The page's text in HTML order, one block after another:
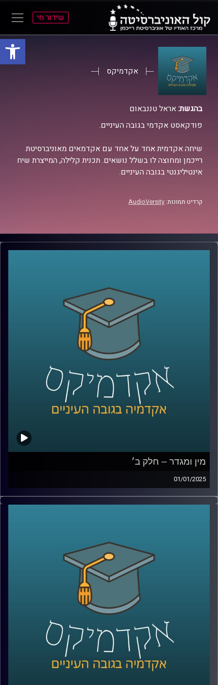
פתח
שידור חי
אקדמיקס
בהגשת:אראל טננבאום
פודקאסט אקדמי בגובה העיניים.
שיחה אקדמית אחד על אחד עם אקדמאים מאוניברסיטת
רייכמן ומחוצה לו בשלל נושאים. תכנית קלילה, המייצרת שיח
אינטיליגנטי בגובה העיניים.
קרדיט תמונות: AudioVersity
מין ומגדר – חלק ב׳
01/01/2025
לאחר שדיברנו על הסללה מגדרית, ההבדל בין נשים לגברים ,
המוחיים והפיזיים ועל איך הסביבה משפיעה על כל הדבר הזה
אז שוב איתנו כאן פרופ תמר שגיא,מבית הספר ברוך איבצר
לפסיכולוגיה באוניברסיטת רייכמן
AudioVersity